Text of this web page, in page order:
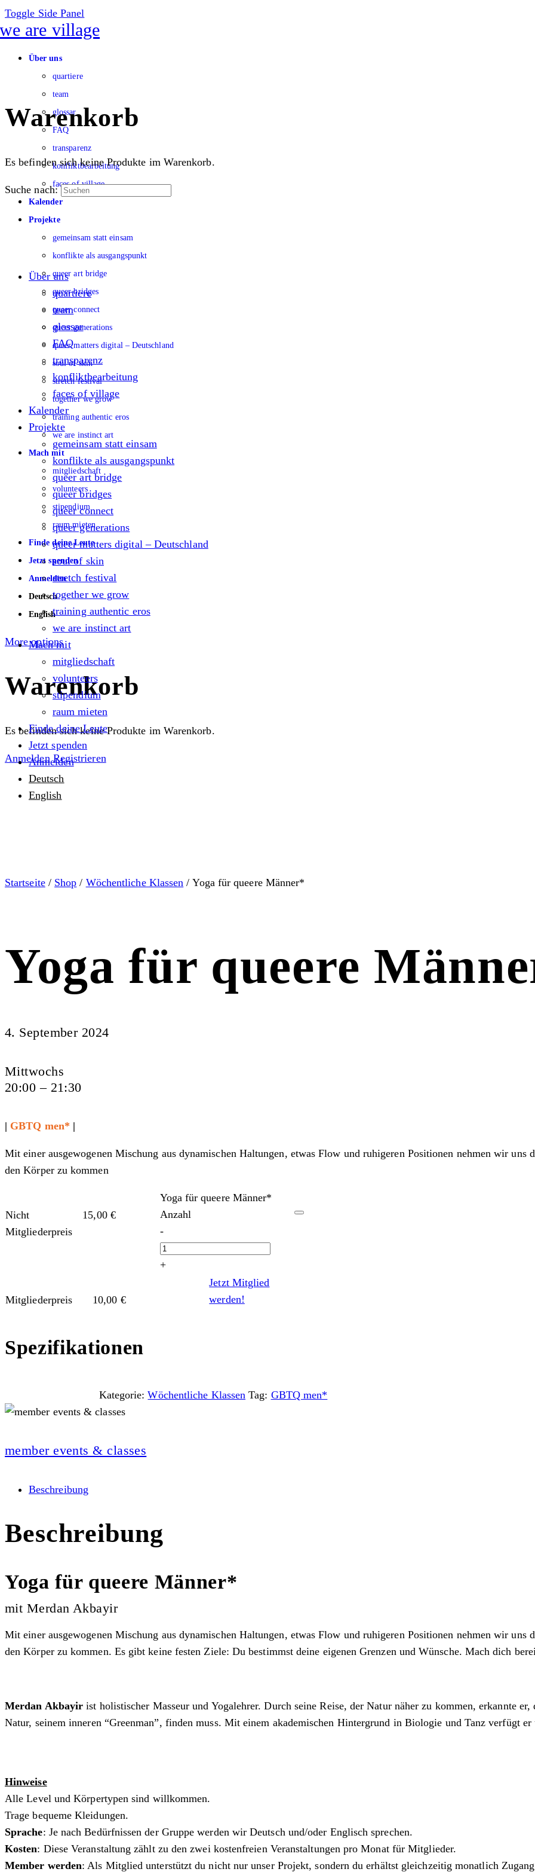
Toggle Side Panel
Über uns
quartiere
team
glossar
FAQ
transparenz
konfliktbearbeitung
faces of village
Kalender
Projekte
gemeinsam statt einsam
konflikte als ausgangspunkt
queer art bridge
queer bridges
queer connect
queer generations
queer matters digital – Deutschland
soul of skin
stretch festival
together we grow
training authentic eros
we are instinct art
Mach mit
mitgliedschaft
volunteers
stipendium
raum mieten
Finde deine Leute
Jetzt spenden
Anmelden
Deutsch
English
More options
Warenkorb
Es befinden sich keine Produkte im Warenkorb.
Anmelden Registrieren
Warenkorb
Es befinden sich keine Produkte im Warenkorb.
Suche nach:
Über uns
quartiere
team
glossar
FAQ
transparenz
konfliktbearbeitung
faces of village
Kalender
Projekte
gemeinsam statt einsam
konflikte als ausgangspunkt
queer art bridge
queer bridges
queer connect
queer generations
queer matters digital – Deutschland
soul of skin
stretch festival
together we grow
training authentic eros
we are instinct art
Mach mit
mitgliedschaft
volunteers
stipendium
raum mieten
Finde deine Leute
Jetzt spenden
Anmelden
Deutsch
English
Startseite/ Shop / Wöchentliche Klassen / Yoga für queere Männer*
Yoga für queere
4. September 2024
Mittwochs
20:00 – 21:30
| GBTQ men* |
Mit einer ausgewogenen Mischung aus dynamischen Haltungen, etwas Flow und ruhigeren Positionen nehmen wir
den Körper zu kommen
Nicht
Mitgliederpreis
15,00 €
Yoga für queere Männer*
Anzahl
-
+
Mitgliederpreis 10,00 €
Jetzt Mitglied
werden!
Spezifikationen
Kategorie: Wöchentliche Klassen Tag: GBTQ men*
member events & classes
Beschreibung
Beschreibung
Yoga für queere Männer*
mit Merdan Akbayir
Mit einer ausgewogenen Mischung aus dynamischen Haltungen, etwas Flow und ruhigeren Positionen nehmen wir
den Körper zu kommen. Es gibt keine festen Ziele: Du bestimmst deine eigenen Grenzen und Wünsche. Mach dich
Merdan Akbayir ist holistischer Masseur und Yogalehrer. Durch seine Reise, der Natur näher zu kommen, erkannte
Natur, seinem inneren “Greenman”, finden muss. Mit einem akademischen Hintergrund in Biologie und Tanz verfügt
Hinweise
Alle Level und Körpertypen sind willkommen.
Trage bequeme Kleidungen.
Sprache: Je nach Bedürfnissen der Gruppe werden wir Deutsch und/oder Englisch sprechen.
Kosten: Diese Veranstaltung zählt zu den zwei kostenfreien Veranstaltungen pro Monat für Mitglieder.
Member werden: Als Mitglied unterstützt du nicht nur unser Projekt, sondern du erhältst gleichzeitig monatlich